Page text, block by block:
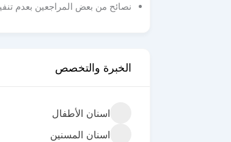
نصائح من بعض المراجعين بعدم
الخبرة والتخصص
اسنان الأطفال
اسنان المسنين